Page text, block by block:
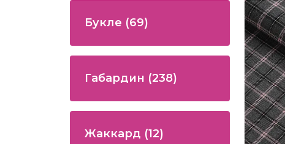
Букле (69)
Габардин (238)
Жаккард (12)